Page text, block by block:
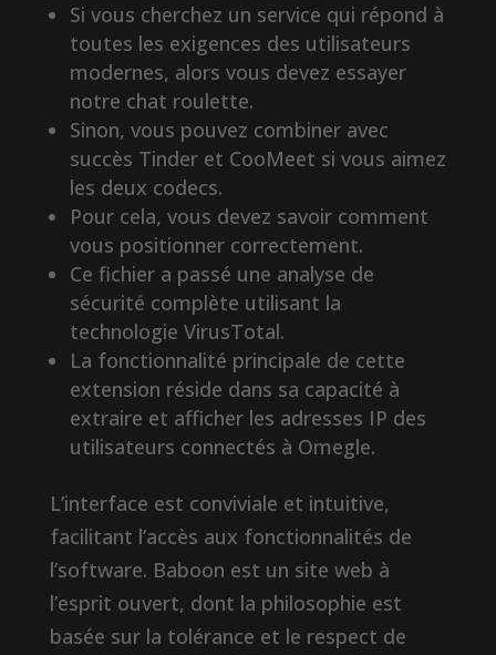
Si vous cherchez un service qui répond à
toutes les exigences des utilisateurs
modernes, alors vous devez essayer
notre chat roulette.
Sinon, vous pouvez combiner avec
succès Tinder et CooMeet si vous aimez
les deux codecs.
Pour cela, vous devez savoir comment
vous positionner correctement.
Ce fichier a passé une analyse de
sécurité complète utilisant la
technologie VirusTotal.
La fonctionnalité principale de cette
extension réside dans sa capacité à
extraire et afficher les adresses IP des
utilisateurs connectés à Omegle.
L’interface est conviviale et intuitive,
facilitant l’accès aux fonctionnalités de
l’software. Baboon est un site web à
l’esprit ouvert, dont la philosophie est
basée sur la tolérance et le respect de